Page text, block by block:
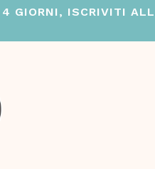
GIORNI, ISCRIVITI